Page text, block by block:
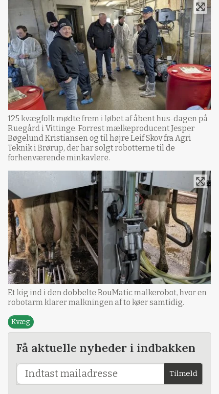
125 kvægfolk mødte frem i løbet af åbent hus-dagen på
Ruegård i Vittinge. Forrest mælkeproducent Jesper
Bøgelund Kristiansen og til højre Leif Skov fra Agri
Teknik i Brørup, der har solgt robotterne til de
forhenværende minkavlere.
Et kig ind i den dobbelte BouMatic malkerobot, hvor en
robotarm klarer malkningen af to køer samtidig.
Kvæg
Få aktuelle nyheder i indbakken
Tilmeld